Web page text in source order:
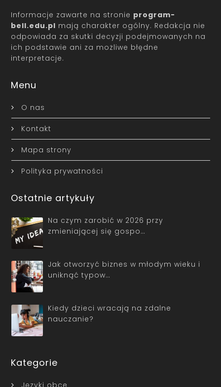
Informacje zawarte na stronie program-
bell.edu.pl mają charakter ogólny. Redakcja nie
odpowiada za skutki decyzji podejmowanych na
ich podstawie ani za możliwe błędne
interpretacje.
Menu
O nas
Kontakt
Mapa strony
Polityka prywatności
Ostatnie artykuły
Na czym zarobić w 2026 przy
zmieniającej się gospo…
Jak otworzyć biznes w młodym wieku i
uniknąć typow…
Kiedy dzieci wracają na zdalne
nauczanie?
Kategorie